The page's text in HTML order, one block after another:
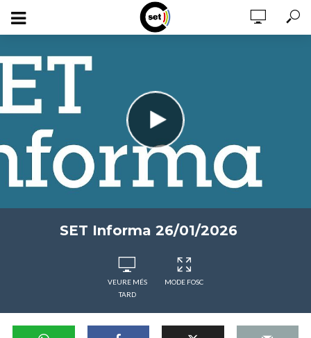
SET Informa 26/01/2026
VEURE MÉS
TARD
MODE FOSC